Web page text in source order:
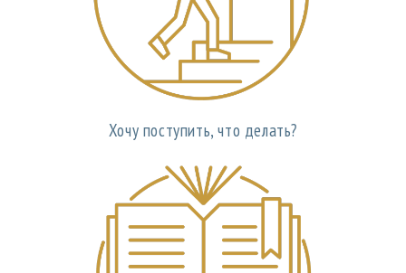
Хочу поступить, что делать?